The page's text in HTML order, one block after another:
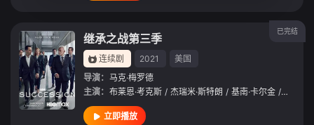
已完结
继承之战第三季
连续剧 2021
美国
导演： 马克·梅罗德
主演： 布莱恩·考克斯 / 杰瑞米·斯特朗 / 基南·卡尔金 / 莎拉·斯
立即播放